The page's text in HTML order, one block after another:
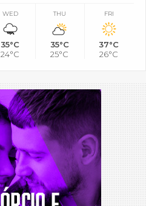
WED
35°C
24°C
THU
35°C
25°C
FRI
37°C
26°C